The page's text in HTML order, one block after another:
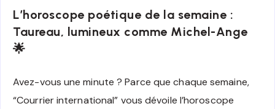
L’horoscope poétique de la semaine :
Taureau, lumineux comme Michel-Ange
🌟
Avez-vous une minute ? Parce que chaque semaine,
“Courrier international” vous dévoile l’horoscope